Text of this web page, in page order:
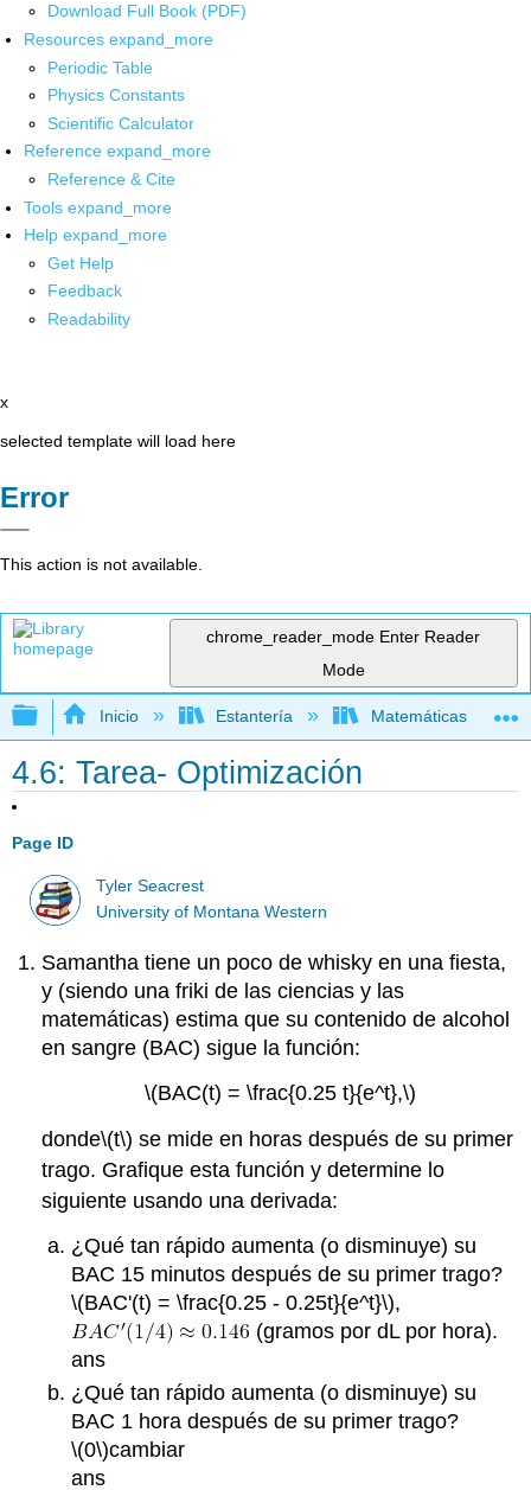
Download Full Book (PDF)
Resources expand_more
Periodic Table
Physics Constants
Scientific Calculator
Reference expand_more
Reference & Cite
Tools expand_more
Help expand_more
Get Help
Feedback
Readability
x
selected template will load here
Error
This action is not available.
chrome_reader_mode Enter Reader
Mode
Expandir/contraer jerarquía global
Inicio Estantería Matemáticas
4.6: Tarea- Optimización
Page ID
Tyler Seacrest
University of Montana Western
Samantha tiene un poco de whisky en una fiesta,
y (siendo una friki de las ciencias y las
matemáticas) estima que su contenido de alcohol
en sangre (BAC) sigue la función:
\(BAC(t) = \frac{0.25 t}{e^t},\)
donde\(t\) se mide en horas después de su primer
trago. Grafique esta función y determine lo
siguiente usando una derivada:
¿Qué tan rápido aumenta (o disminuye) su
BAC 15 minutos después de su primer trago?
\(BAC'(t) = \frac{0.25 - 0.25t}{e^t}\),
(gramos por dL por hora).
ans
¿Qué tan rápido aumenta (o disminuye) su
BAC 1 hora después de su primer trago?
\(0\)cambiar
ans